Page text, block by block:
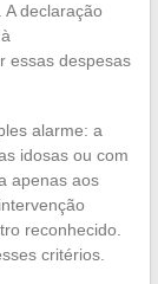
. A declaração
essas despesas
alarme: a
idosas ou com
apenas aos
reconhecido.
critérios.